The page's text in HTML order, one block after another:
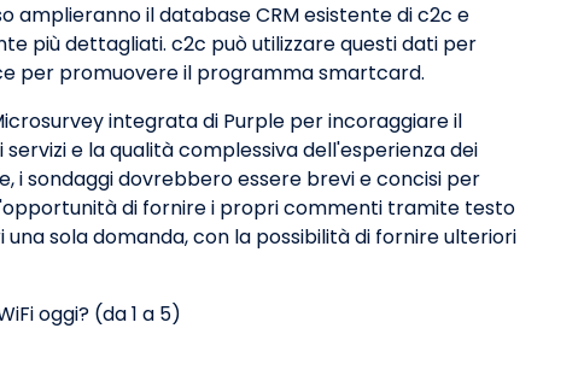
amplieranno il database CRM esistente di c2c e
più dettagliati. c2c può utilizzare questi dati per
per promuovere il programma smartcard.
integrata di Purple per incoraggiare il
e la qualità complessiva dell'esperienza dei
i sondaggi dovrebbero essere brevi e concisi per
di fornire i propri commenti tramite testo
sola domanda, con la possibilità di fornire ulteriori
oggi? (da 1 a 5)